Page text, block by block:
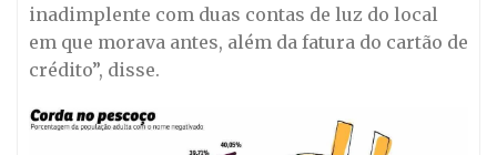
inadimplente com duas contas de luz do local
em que morava antes, além da fatura do cartão de
crédito”, disse.